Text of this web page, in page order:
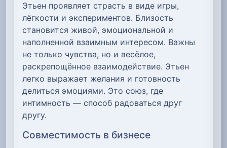
Этьен проявляет страсть в виде игры,
лёгкости и экспериментов. Близость
становится живой, эмоциональной и
наполненной взаимным интересом. Важны
не только чувства, но и весёлое,
раскрепощённое взаимодействие. Этьен
легко выражает желания и готовность
делиться эмоциями. Это союз, где
интимность — способ радоваться друг
другу.
Совместимость в бизнесе